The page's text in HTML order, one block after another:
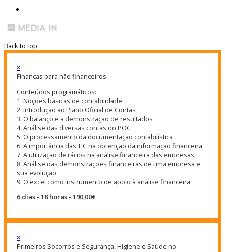
Back to top
×
Finanças para não financeiros
Conteúdos programáticos:
1. Noções básicas de contabilidade
2. Introdução ao Plano Oficial de Contas
3. O balanço e a demonstração de resultados
4. Análise das diversas contas do POC
5. O processamento da documentação contabilística
6. A importância das TIC na obtenção da informação financeira
7. A utilização de rácios na análise financeira das empresas
8. Análise das demonstrações financeiras de uma empresa e
sua evolução
9. O excel como instrumento de apoio à análise financeira
6 dias - 18 horas - 190,00€
×
Primeiros Socorros e Segurança, Higiene e Saúde no